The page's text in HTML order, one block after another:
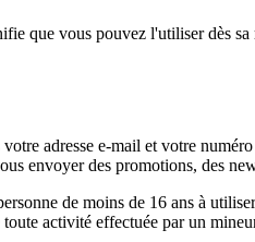
que vous pouvez l'utiliser dès
adresse e-mail et votre
envoyer des promotions, des
de moins de 16 ans à
activité effectuée par un